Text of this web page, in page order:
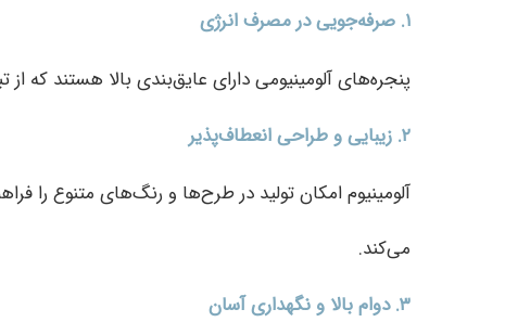
۱. صرفه‌جویی در مصرف انرژی
پنجره‌های آلومینیومی دارای عایق‌بندی بالا هستند
۲. زیبایی و طراحی انعطاف‌پذیر
آلومینیوم امکان تولید در طرح‌ها و رنگ‌های متنوع را
می‌کند.
۳.دوام بالا و نگهداری آسان